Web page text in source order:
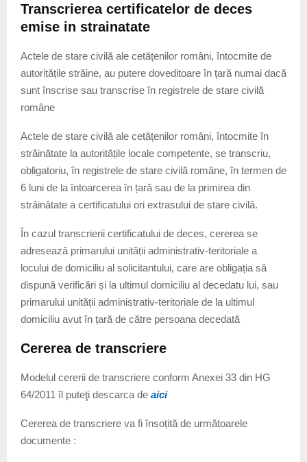
Transcrierea certificatelor de deces
emise in strainatate
Actele de stare civilă ale cetățenilor români, întocmite de
autoritățile străine, au putere doveditoare în țară numai dacă
sunt înscrise sau transcrise în registrele de stare civilă
române
Actele de stare civilă ale cetățenilor români, întocmite în
străinătate la autoritățile locale competente, se transcriu,
obligatoriu, în registrele de stare civilă române, în termen de
6 luni de la întoarcerea în țară sau de la primirea din
străinătate a certificatului ori extrasului de stare civilă.
În cazul transcrierii certificatului de deces, cererea se
adresează primarului unității administrativ-teritoriale a
locului de domiciliu al solicitantului, care are obligația să
dispună verificări și la ultimul domiciliu al decedatu lui, sau
primarului unității administrativ-teritoriale de la ultimul
domiciliu avut în țară de către persoana decedată
Cererea de transcriere
Modelul cererii de transcriere conform Anexei 33 din HG
64/2011 îl puteţi descarca de aici
Cererea de transcriere va fi însoțită de următoarele
documente :